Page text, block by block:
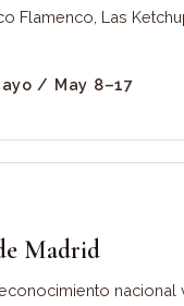
Flamenco, Las
/ May 8–17
Madrid
nacional